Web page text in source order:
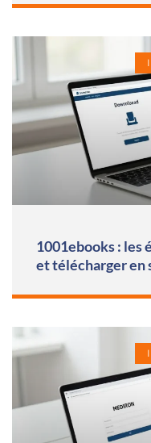
1001ebooks : les
et télécharger en